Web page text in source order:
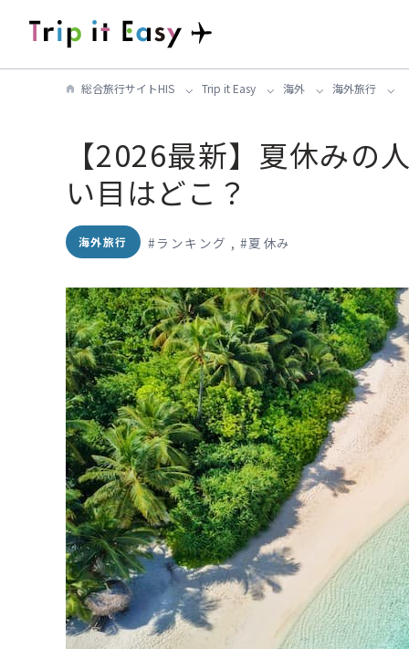
総合旅行サイトHIS Trip it Easy 海外 海外旅行
【2026最新】夏休みの
い目はどこ？
海外旅行 # ランキング , #夏休み